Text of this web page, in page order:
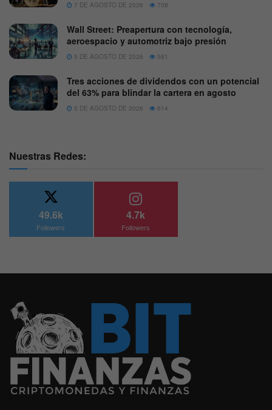
7 DE AGOSTO DE 2026 708
Wall Street: Preapertura con tecnología,
aeroespacio y automotriz bajo presión
5 DE AGOSTO DE 2026 581
Tres acciones de dividendos con un potencial
del 63% para blindar la cartera en agosto
5 DE AGOSTO DE 2026 614
Nuestras Redes:
49.6k
Followers
4.7k
Followers